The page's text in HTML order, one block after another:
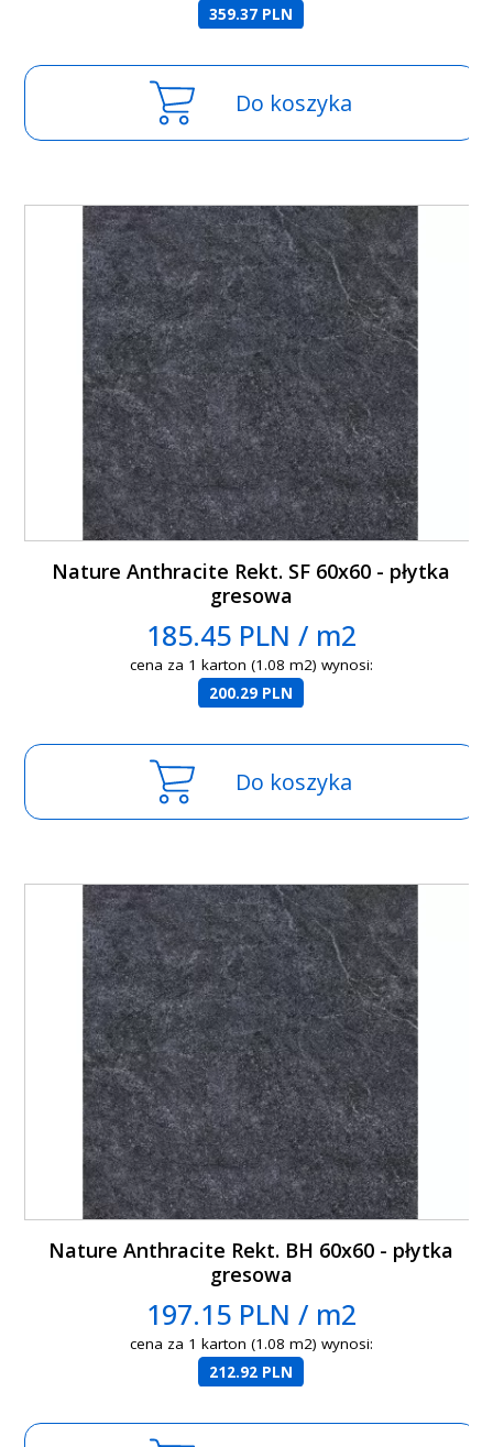
359.37 PLN
Do koszyka
Nature Anthracite Rekt. SF 60x60 - płytka
gresowa
185.45 PLN / m2
cena za 1 karton (1.08 m2) wynosi:
200.29 PLN
Do koszyka
Nature Anthracite Rekt. BH 60x60 - płytka
gresowa
197.15 PLN / m2
cena za 1 karton (1.08 m2) wynosi:
212.92 PLN